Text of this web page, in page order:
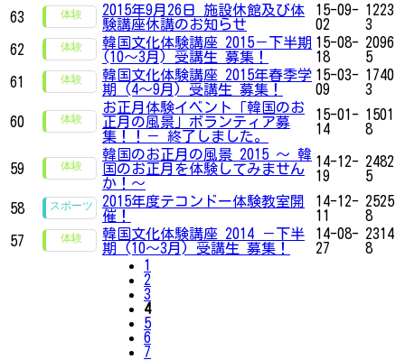
63
2015年9月26日 施設休館及び体
験講座休講のお知らせ
15-09-
02
1223
3
62
韓国文化体験講座 2015－下半期
(10～3月) 受講生 募集！
15-08-
18
2096
5
61
韓国文化体験講座 2015年春季学
期 (4～9月) 受講生 募集！
15-03-
09
1740
3
60
お正月体験イベント「韓国のお
正月の風景」ボランティア募
集！！－ 終了しました。
15-01-
14
1501
8
59
韓国のお正月の風景 2015 ～ 韓
国のお正月を体験してみません
か！～
14-12-
19
2482
5
58
2015年度テコンドー体験教室開
催！
14-12-
11
2525
8
57
韓国文化体験講座 2014 －下半
期 (10～3月) 受講生 募集！
14-08-
27
2314
8
1
2
3
4
5
6
7